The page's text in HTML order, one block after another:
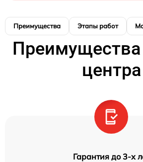
Преимущества Этапы работ
Преимущества
центра
Гарантия до 3-х